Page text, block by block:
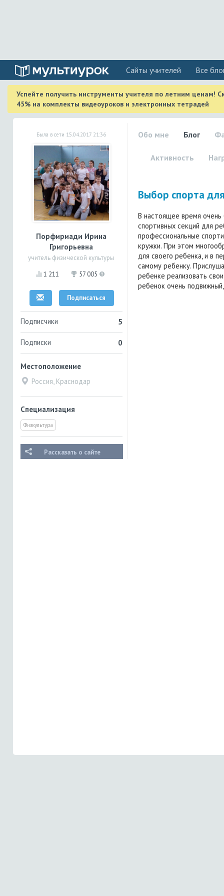
Cайты учителей Все
Успейте получить инструменты учителя по летним ценам!
45% на комплекты видеоуроков и электронных тетрадей
Была в сети 15.04.2017 21:36
Порфириади Ирина
Григорьевна
учитель физической культуры
1 211
57 005
Подписаться
Подписчики 5
Подписки 0
Местоположение
Россия, Краснодар
Специализация
Физкультура
Рассказать о сайте
Обо мне Блог
Активность
Выбор спорта
В настоящее время
спортивных секций для
профессиональные
кружки. При этом
для своего ребенка, и в
самому ребенку.
ребенке реализовать
ребенок очень